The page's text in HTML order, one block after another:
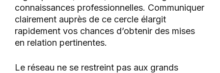
connaissances professionnelles. Communiquer
clairement auprès de ce cercle élargit
rapidement vos chances d’obtenir des mises
en relation pertinentes.
Le réseau ne se restreint pas aux grands